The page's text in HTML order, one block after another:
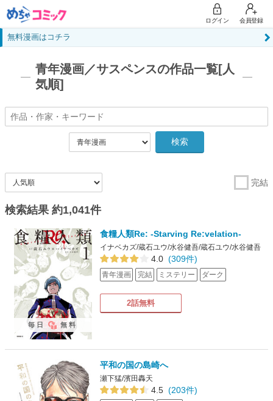
ログイン 会員登録
無料漫画はコチラ
青年漫画／サスペンスの作品一覧[人
気順]
検索
完結
検索結果 約1,041件
食糧人類Re: -Starving Re:velation-
イナベカズ/蔵石ユウ/水谷健吾/蔵石ユウ/水谷健吾
4.0 (309件)
青年漫画 完結 ミステリー ダーク
2話無料
毎日 無料
平和の国の島崎へ
瀬下猛/濱田轟天
4.5 (203件)